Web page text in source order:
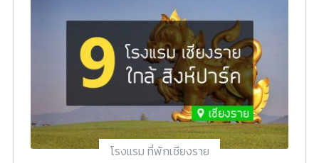
โรงแรม ที่พักเชียงราย